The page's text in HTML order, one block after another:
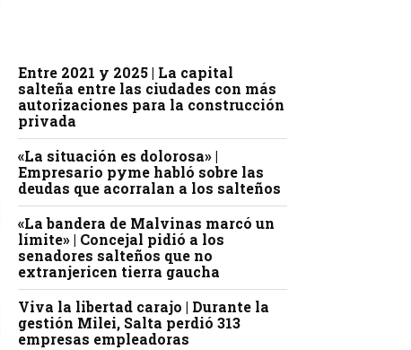
Entre 2021 y 2025 | La capital
salteña entre las ciudades con más
autorizaciones para la construcción
privada
«La situación es dolorosa» |
Empresario pyme habló sobre las
deudas que acorralan a los salteños
«La bandera de Malvinas marcó un
límite» | Concejal pidió a los
senadores salteños que no
extranjericen tierra gaucha
Viva la libertad carajo | Durante la
gestión Milei, Salta perdió 313
empresas empleadoras